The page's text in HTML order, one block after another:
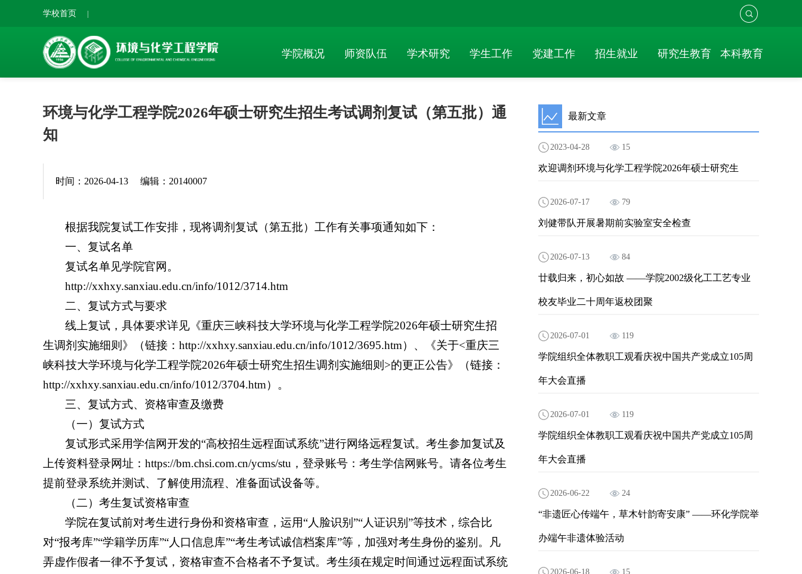
学校首页 |
学院概况 师资队伍 学术研究 学生工作 党建工作 招生就业 研究生教育 本科教育
环境与化学工程学院2026年硕士研究生招生考试调剂复试（第五批）通
知
时间：2026-04-13 编辑：20140007
根据我院复试工作安排，现将调剂复试（第五批）工作有关事项通知如下：
一、复试名单
复试名单见学院官网。
http://xxhxy.sanxiau.edu.cn/info/1012/3714.htm
二、复试方式与要求
线上复试，具体要求详见《重庆三峡科技大学环境与化学工程学院2026年硕士研究生招
生调剂实施细则》（链接：http://xxhxy.sanxiau.edu.cn/info/1012/3695.htm）、《关于<重庆三
峡科技大学环境与化学工程学院2026年硕士研究生招生调剂实施细则>的更正公告》（链接：
http://xxhxy.sanxiau.edu.cn/info/1012/3704.htm）。
三、复试方式、资格审查及缴费
（一）复试方式
复试形式采用学信网开发的“高校招生远程面试系统”进行网络远程复试。考生参加复试及
上传资料登录网址：https://bm.chsi.com.cn/ycms/stu，登录账号：考生学信网账号。请各位考生
提前登录系统并测试、了解使用流程、准备面试设备等。
（二）考生复试资格审查
学院在复试前对考生进行身份和资格审查，运用“人脸识别”“人证识别”等技术，综合比
对“报考库”“学籍学历库”“人口信息库”“考生考试诚信档案库”等，加强对考生身份的鉴别。凡
弄虚作假者一律不予复试，资格审查不合格者不予复试。考生须在规定时间通过远程面试系统
最新文章
2023-04-28 15
欢迎调剂环境与化学工程学院2026年硕士研究生
2026-07-17 79
刘健带队开展暑期前实验室安全检查
2026-07-13 84
廿载归来，初心如故 ——学院2002级化工工艺专业
校友毕业二十周年返校团聚
2026-07-01 119
学院组织全体教职工观看庆祝中国共产党成立105周
年大会直播
2026-07-01 119
学院组织全体教职工观看庆祝中国共产党成立105周
年大会直播
2026-06-22 24
“非遗匠心传端午，草木针韵寄安康” ——环化学院举
办端午非遗体验活动
2026-06-18 15